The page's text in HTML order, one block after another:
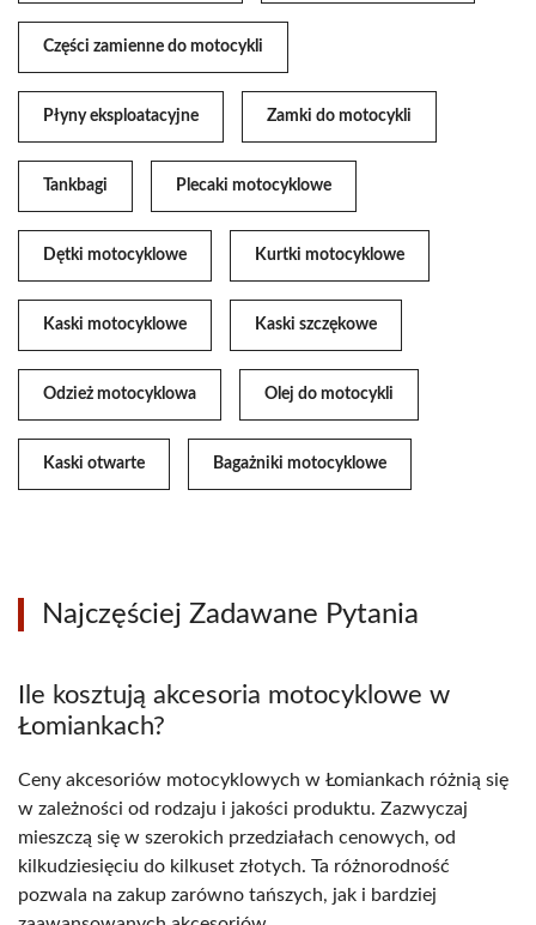
Części zamienne do motocykli
Płyny eksploatacyjne Zamki do motocykli
Tankbagi Plecaki motocyklowe
Dętki motocyklowe Kurtki motocyklowe
Kaski motocyklowe Kaski szczękowe
Odzież motocyklowa Olej do motocykli
Kaski otwarte Bagażniki motocyklowe
Najczęściej Zadawane Pytania
Ile kosztują akcesoria motocyklowe w
Łomiankach?
Ceny akcesoriów motocyklowych w Łomiankach różnią się
w zależności od rodzaju i jakości produktu. Zazwyczaj
mieszczą się w szerokich przedziałach cenowych, od
kilkudziesięciu do kilkuset złotych. Ta różnorodność
pozwala na zakup zarówno tańszych, jak i bardziej